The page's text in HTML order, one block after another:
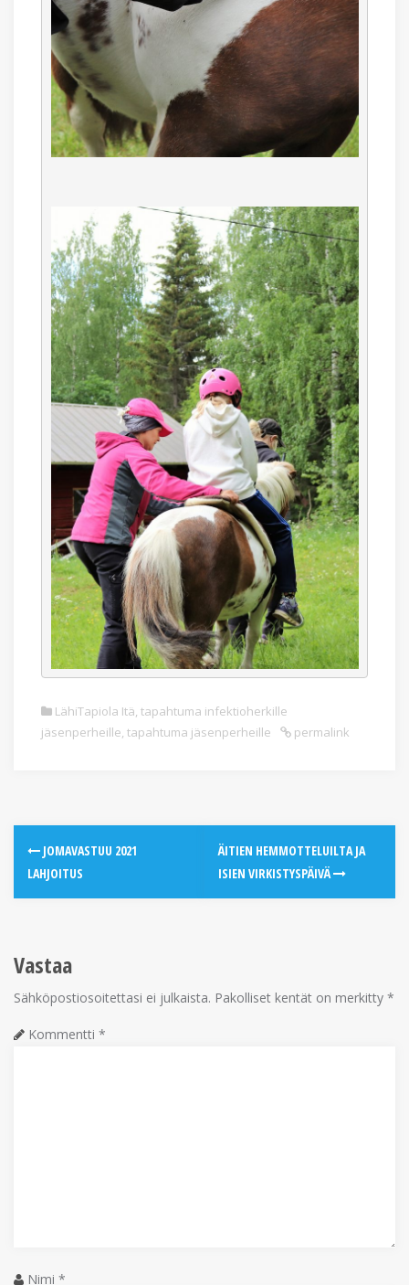
LähiTapiola Itä, tapahtuma infektioherkille
jäsenperheille, tapahtuma jäsenperheille permalink
JOMAVASTUU 2021
LAHJOITUS
ÄITIEN HEMMOTTELUILTA JA
ISIEN VIRKISTYSPÄIVÄ
Vastaa
Sähköpostiosoitettasi ei julkaista. Pakolliset kentät on merkitty *
Kommentti *
Nimi *